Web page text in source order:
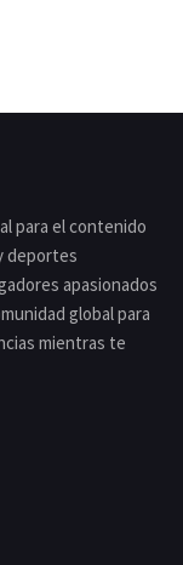
para el contenido
deportes
apasionados
global para
mientras te